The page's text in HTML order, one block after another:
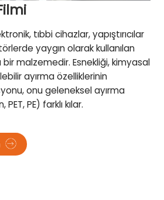
tıbbi cihazlar, yapıştırıcılar
yaygın olarak kullanılan
malzemedir. Esnekliği, kimyasal
ayırma özelliklerinin
onu geleneksel ayırma
PE) farklı kılar.